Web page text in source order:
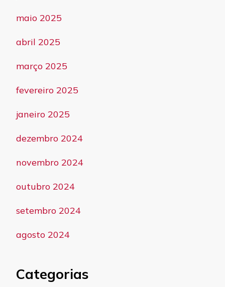
maio 2025
abril 2025
março 2025
fevereiro 2025
janeiro 2025
dezembro 2024
novembro 2024
outubro 2024
setembro 2024
agosto 2024
Categorias